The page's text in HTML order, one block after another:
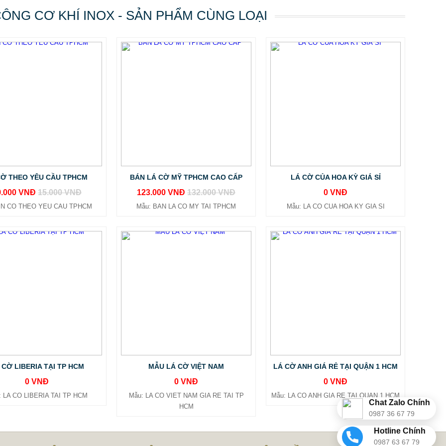
Chat Zalo Chính
0987 36 67 79
Hotline Chính
0987 63 67 79
CƠ KHÍ INOX - SẢN PHẨM CÙNG LOẠI
THEO YÊU CẦU TPHCM
VNĐ 15.000 VNĐ
CO THEO YEU CAU TPHCM
BÁN LÁ CỜ MỸ TPHCM CAO CẤP
123.000 VNĐ 132.000 VNĐ
Mẫu: BAN LA CO MY TAI TPHCM
LÁ CỜ CỦA HOA KỲ GIÁ SỈ
0 VNĐ
Mẫu: LA CO CUA HOA KY GIA SI
LIBERIA TẠI TP HCM
0 VNĐ
LA CO LIBERIA TAI TP HCM
MẪU LÁ CỜ VIỆT NAM
0 VNĐ
Mẫu: LA CO VIET NAM GIA RE TAI TP
HCM
LÁ CỜ ANH GIÁ RẺ TẠI QUẬN 1 HCM
0 VNĐ
Mẫu: LA CO ANH GIA RE TAI QUAN 1 HCM